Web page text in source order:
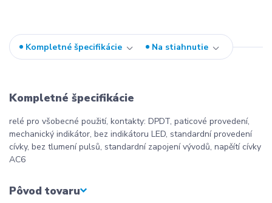
Kompletné špecifikácie Na stiahnutie
Kompletné špecifikácie
relé pro všobecné použití, kontakty: DPDT, paticové provedení,
mechanický indikátor, bez indikátoru LED, standardní provedení
cívky, bez tlumení pulsů, standardní zapojení vývodů, napěítí cívky
AC6
Pôvod tovaru